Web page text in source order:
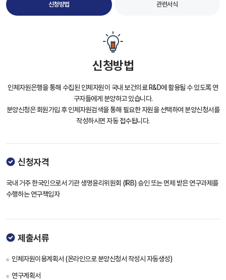
신청방법 관련서식
신청방법
인체자원은행을 통해 수집된 인체자원이 국내 보건의료 R&D에 활용될 수 있도록 연
구자들에게 분양하고 있습니다.
분양신청은 회원가입 후 인체자원검색을 통해 필요한 자원을 선택하여 분양신청서를
작성하시면 자동 접수됩니다.
신청자격
국내 거주 한국인으로서 기관 생명윤리위원회 (IRB) 승인 또는 면제 받은 연구과제를
수행하는 연구책임자
제출서류
인체자원이용계획서 (온라인으로 분양신청서 작성시 자동생성)
연구계획서